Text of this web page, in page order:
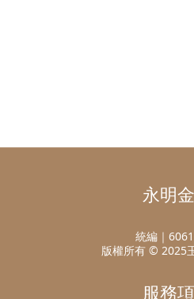
永明
統編｜
版權所有 © 2025
服務